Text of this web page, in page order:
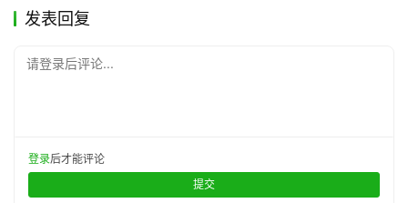
发表回复
请登录后评论...
登录后才能评论
提交